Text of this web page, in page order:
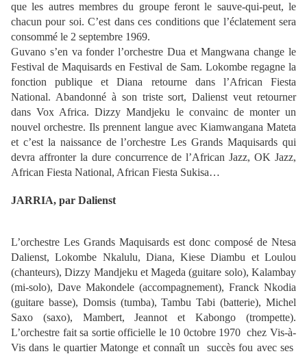
que les autres membres du groupe feront le sauve-qui-peut, le
chacun pour soi. C’est dans ces conditions que l’éclatement sera
consommé le 2 septembre 1969.
Guvano s’en va fonder l’orchestre Dua et Mangwana change le
Festival de Maquisards en Festival de Sam. Lokombe regagne la
fonction publique et Diana retourne dans l’African Fiesta
National. Abandonné à son triste sort, Dalienst veut retourner
dans Vox Africa. Dizzy Mandjeku le convainc de monter un
nouvel orchestre. Ils prennent langue avec Kiamwangana Mateta
et c’est la naissance de l’orchestre Les Grands Maquisards qui
devra affronter la dure concurrence de l’African Jazz, OK Jazz,
African Fiesta National, African Fiesta Sukisa…
JARRIA, par Dalienst
L’orchestre Les Grands Maquisards est donc composé de Ntesa
Dalienst, Lokombe Nkalulu, Diana, Kiese Diambu et Loulou
(chanteurs), Dizzy Mandjeku et Mageda (guitare solo), Kalambay
(mi-solo), Dave Makondele (accompagnement), Franck Nkodia
(guitare basse), Domsis (tumba), Tambu Tabi (batterie), Michel
Saxo (saxo), Mambert, Jeannot et Kabongo (trompette).
L’orchestre fait sa sortie officielle le 10 0ctobre 1970 chez Vis-à-
Vis dans le quartier Matonge et connaît un succès fou avec ses